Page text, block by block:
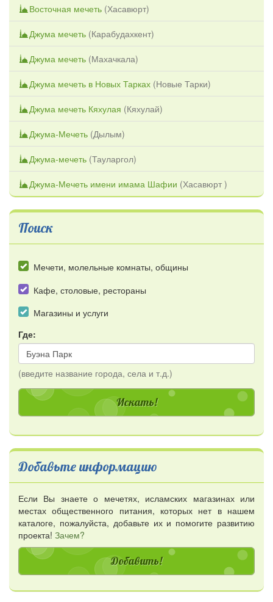
Восточная мечеть (Хасавюрт)
Джума мечеть (Карабудахкент)
Джума мечеть (Махачкала)
Джума мечеть в Новых Тарках (Новые Тарки)
Джума мечеть Кяхулая (Кяхулай)
Джума-Мечеть (Дылым)
Джума-мечеть (Тауларгол)
Джума-Мечеть имени имама Шафии (Хасавюрт )
Поиск
Мечети, молельные комнаты, общины
Кафе, столовые, рестораны
Магазины и услуги
Где:
(введите название города, села и т.д.)
Добавьте информацию
Если Вы знаете о мечетях, исламских магазинах или
местах общественного питания, которых нет в нашем
каталоге, пожалуйста, добавьте их и помогите развитию
проекта! Зачем?
Добавить!